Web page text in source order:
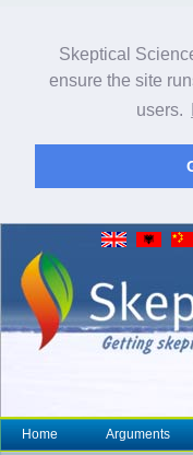
Skeptical
ensure the site
users.
Home Arguments